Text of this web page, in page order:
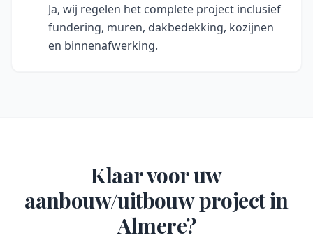
Ja, wij regelen het complete project inclusief
fundering, muren, dakbedekking, kozijnen
en binnenafwerking.
Klaar voor uw
aanbouw/uitbouwproject in
Almere?